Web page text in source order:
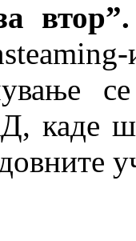
втор”.
каде